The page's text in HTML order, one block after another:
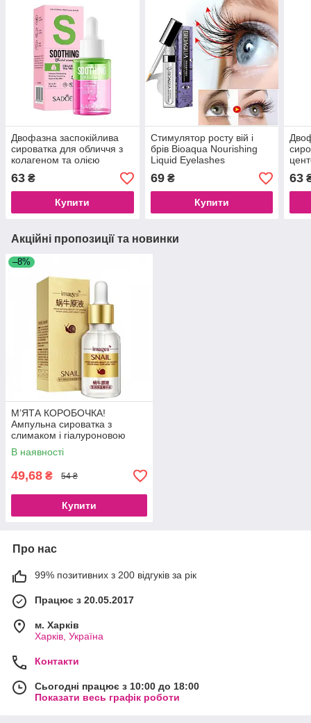
Двофазна заспокійлива
сироватка для обличчя з
колагеном та олією
чайного дерева SADOER
FACIAL SERUM PH 5.5, 30
мл
63 ₴
Купити
Стимулятор росту вій і
брів Bioaqua Nourishing
Liquid Eyelashes
69₴
Купити
PH
63
Акційні пропозиції та новинки
–8%
М’ЯТА КОРОБОЧКА!
Ампульна сироватка з
слимаком і гіалуроновою
кислотою від зморшок і
сухості Images Snail, 15 ml
В наявності
49,68 ₴ 54 ₴
Купити
Про нас
99% позитивних з 200 відгуків за рік
Працює з 20.05.2017
м. Харків
Харків, Україна
Контакти
Сьогодні працює з 10:00 до 18:00
Показати весь графік роботи